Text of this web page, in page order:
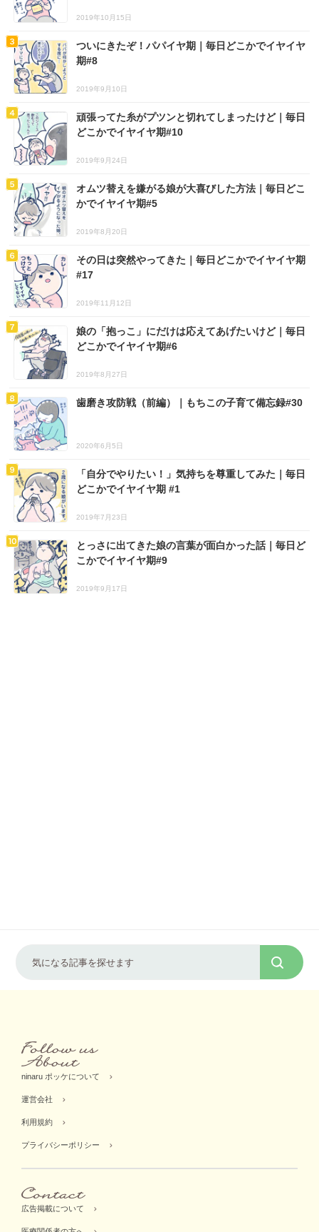
2019年10月15日
ついにきたぞ！パパイヤ期｜毎日どこかでイヤイヤ
期#8
2019年9月10日
頑張ってた糸がプツンと切れてしまったけど｜毎日
どこかでイヤイヤ期#10
2019年9月24日
オムツ替えを嫌がる娘が大喜びした方法｜毎日どこ
かでイヤイヤ期#5
2019年8月20日
その日は突然やってきた｜毎日どこかでイヤイヤ期
#17
2019年11月12日
娘の「抱っこ」にだけは応えてあげたいけど｜毎日
どこかでイヤイヤ期#6
2019年8月27日
歯磨き攻防戦（前編）｜もちこの子育て備忘録#30
2020年6月5日
「自分でやりたい！」気持ちを尊重してみた｜毎日
どこかでイヤイヤ期 #1
2019年7月23日
とっさに出てきた娘の言葉が面白かった話｜毎日ど
こかでイヤイヤ期#9
2019年9月17日
ninaru ポッケについて
運営会社
利用規約
プライバシーポリシー
広告掲載について